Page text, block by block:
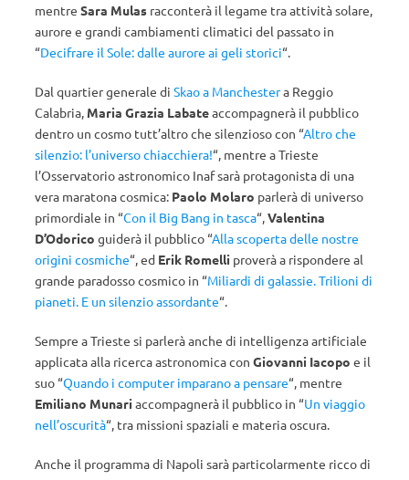
mentre Sara Mulas racconterà il legame tra attività solare,
aurore e grandi cambiamenti climatici del passato in
“Decifrare il Sole: dalle aurore ai geli storici“.
Dal quartier generale di Skao a Manchestera Reggio
Calabria, Maria Grazia Labateaccompagnerà il pubblico
dentro un cosmo tutt’altro che silenzioso con “Altro che
silenzio: l’universo chiacchiera!“, mentre a Trieste
l’Osservatorio astronomico Inaf sarà protagonista di una
vera maratona cosmica: Paolo Molaro parlerà di universo
primordiale in “Con il Big Bang in tasca“,Valentina
D’Odorico guiderà il pubblico “Alla scoperta delle nostre
origini cosmiche“, ed Erik Romelli proverà a rispondere al
grande paradosso cosmico in “Miliardi di galassie. Trilioni di
pianeti. E un silenzio assordante“.
Sempre a Trieste si parlerà anche di intelligenza artificiale
applicata alla ricerca astronomica con Giovanni Iacopo e il
suo “Quando i computer imparano a pensare“, mentre
Emiliano Munari accompagnerà il pubblico in “Un viaggio
nell’oscurità“, tra missioni spaziali e materia oscura.
Anche il programma di Napoli sarà particolarmente ricco di